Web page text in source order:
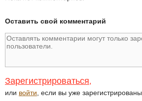
Оставить свой комментарий
Зарегистрироваться,
или войти , если вы уже зарегистрированы.